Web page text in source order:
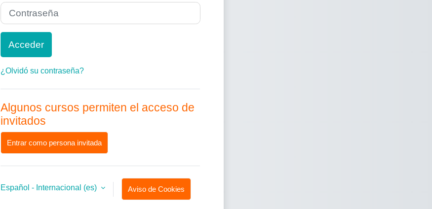
Contraseña
Acceder
¿Olvidó su contraseña?
Algunos cursos permiten el acceso de
invitados
Entrar como persona invitada
Español - Internacional ‎(es)‎ Aviso de Cookies